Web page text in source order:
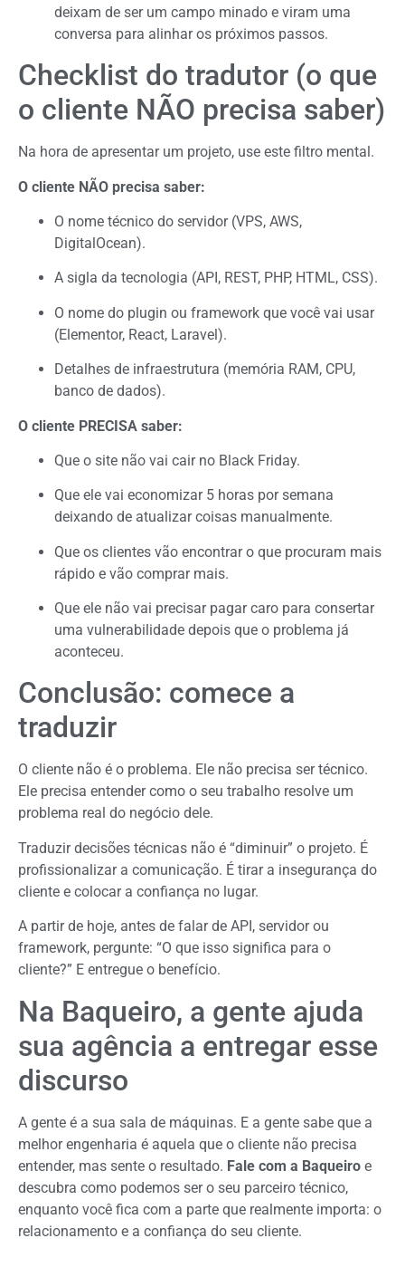
deixam de ser um campo minado e viram uma
conversa para alinhar os próximos passos.
Checklist do tradutor (o que
o cliente NÃO precisa saber)
Na hora de apresentar um projeto, use este filtro mental.
O cliente NÃO precisa saber:
O nome técnico do servidor (VPS, AWS,
DigitalOcean).
A sigla da tecnologia (API, REST, PHP, HTML, CSS).
O nome do plugin ou framework que você vai usar
(Elementor, React, Laravel).
Detalhes de infraestrutura (memória RAM, CPU,
banco de dados).
O cliente PRECISA saber:
Que o site não vai cair no Black Friday.
Que ele vai economizar 5 horas por semana
deixando de atualizar coisas manualmente.
Que os clientes vão encontrar o que procuram mais
rápido e vão comprar mais.
Que ele não vai precisar pagar caro para consertar
uma vulnerabilidade depois que o problema já
aconteceu.
Conclusão: comece a
traduzir
O cliente não é o problema. Ele não precisa ser técnico.
Ele precisa entendercomo o seu trabalho resolve um
problema real do negócio dele.
Traduzir decisões técnicas não é “diminuir” o projeto. É
profissionalizar a comunicação. É tirar a insegurança do
cliente e colocar a confiança no lugar.
A partir de hoje, antes de falar de API, servidor ou
framework, pergunte: “O que isso significa para o
cliente?” E entregue o benefício.
Na Baqueiro, a gente ajuda
sua agência a entregar esse
discurso
A gente é a sua sala de máquinas. E a gente sabe que a
melhor engenharia é aquela que o cliente não precisa
entender, mas sente o resultado. Fale com a Baqueiro e
descubra como podemos ser o seu parceiro técnico,
enquanto você fica com a parte que realmente importa: o
relacionamento e a confiança do seu cliente.